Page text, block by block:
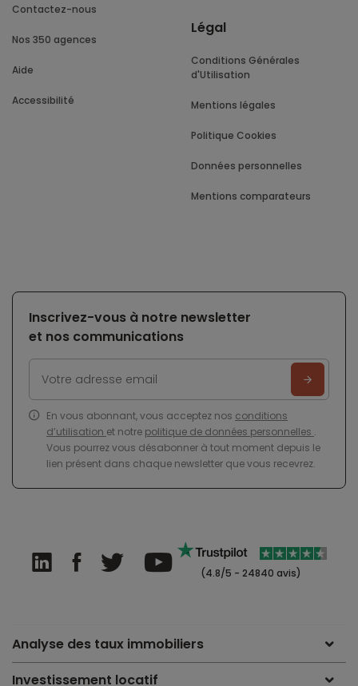
Contactez-nous
Nos 350 agences
Aide
Accessibilité
Légal
Conditions Générales
d'Utilisation
Mentions légales
Politique Cookies
Données personnelles
Mentions comparateurs
Inscrivez-vous à notre newsletter
et nos communications
En vous abonnant, vous acceptez nos conditions
d’utilisation et notre politique de données personnelles .
Vous pourrez vous désabonner à tout moment depuis le
lien présent dans chaque newsletter que vous recevrez.
(4.8/5 - 24840 avis)
Analyse des taux immobiliers
Investissement locatif